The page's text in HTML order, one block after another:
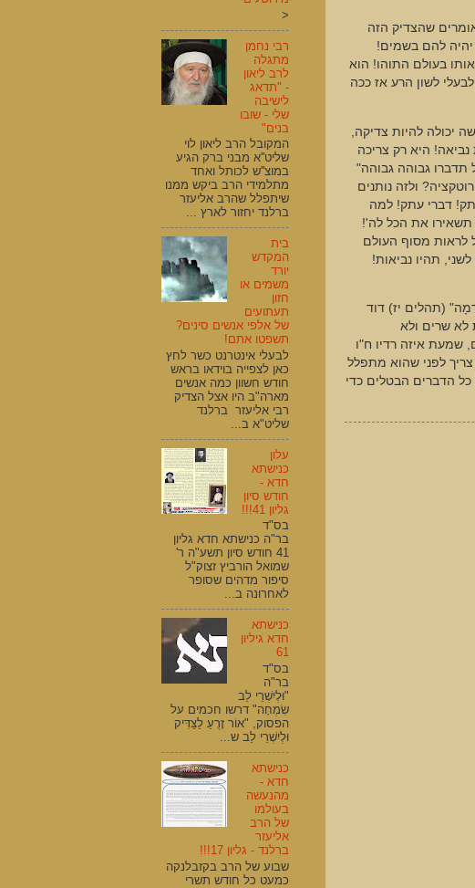
שהצדיק הזה
להם בשמים!
בעולם התוהו! הוא
לשון הרע אז ככה
יכולה להיות צדיקה,
היא רק צריכה
גבוהה גבוהה"
ולזה נותנים
דברי עתק! למה
את הכל לה'!
לראות מסוף העולם
תהיו נביאות!
(תהלים יז) דוד
שרים ולא
איזה רדיו ח"ו
לפני שהוא מתפלל
הדברים הבטלים כדי
<
רבי נחמן
מתגלה
לרב ליאון
- "תדאג
לישיבה
שלי - שובו
בנים"
המקובל הרב ליאון לוי
שליט''א מבני ברק הגיע
במוצ''ש לכותל ואחד
מתלמידי הרב ביקש ממנו
שיתפלל שהרב אליעזר
ברלנד יחזור לארץ ...
בית
המקדש
יורד
משמים או
חזון
תעתועים
של אלפי אנשים סינים?
תשפטו אתם!
לבעלי אינטרנט כשר לחץ
כאן לצפייה בוידאו בראש
חודש חשוון כמה אנשים
מארה"ב היו אצל הצדיק
רבי אליעזר ברלנד
שליט"א ב...
עלון
כנישתא
חדא -
חודש סיון
גליון 41!!!
בס"ד
בר"ה כנישתא חדא גליון
41 חודש סיון תשע"ה ר'
שמואל הורביץ זצוק"ל
סיפור מדהים שסופר
לאחרונה ב...
כנישתא
חדא גיליון
61
בס"ד
בר"ה
"וּלְיִשְׁרֵי לֵב
שִׂמְחָה" דרשו חכמים על
הפסוק, "אוֹר זָרֻעַ לַצַּדִּיק
וּלְיִשְׁרֵי לֵב ש...
כנישתא
חדא -
מהנעשה
בעולמו
של הרב
אליעזר
ברלנד - גליון 17!!!
שבוע של הרב בקזבלנקה
כמעט כל חודש תשרי